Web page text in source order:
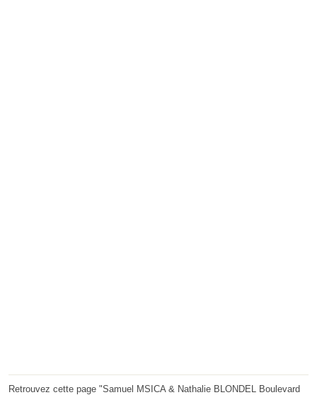
Retrouvez cette page "Samuel MSICA & Nathalie BLONDEL Boulevard